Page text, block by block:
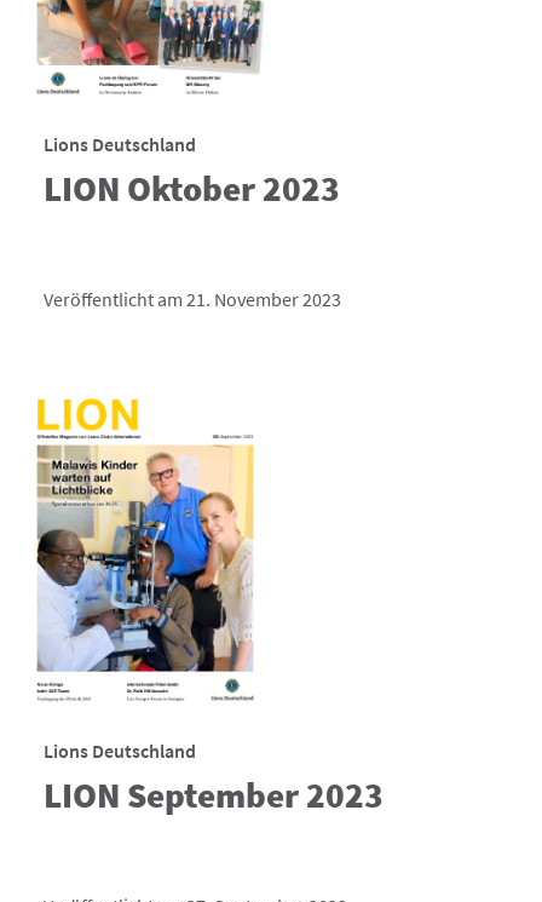
Lions Deutschland
LION Oktober 2023
Veröffentlicht am 21. November 2023
Lions Deutschland
LION September 2023